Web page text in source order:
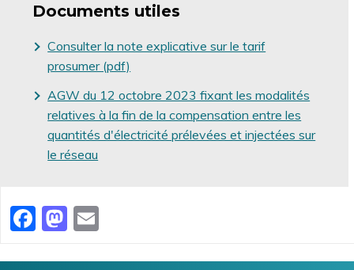
Documents utiles
Consulter la note explicative sur le tarif
prosumer (pdf)
AGW du 12 octobre 2023 fixant les modalités
relatives à la fin de la compensation entre les
quantités d'électricité prélevées et injectées sur
le réseau
Facebook
Mastodon